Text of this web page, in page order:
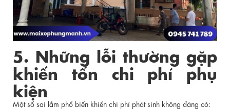
5. Những lỗi thường gặp
khiến tốn chi phí phụ
kiện
Một số sai lầm phổ biến khiến chi phí phát sinh không đáng có: